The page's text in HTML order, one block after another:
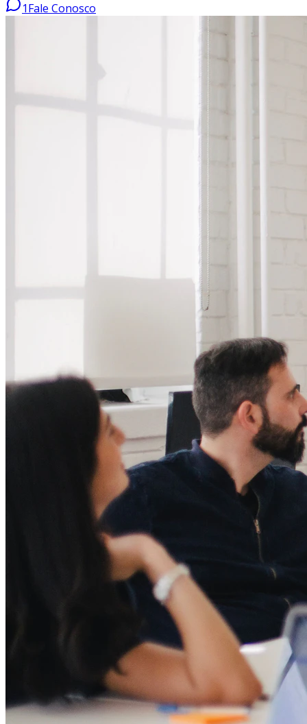
1Fale Conosco